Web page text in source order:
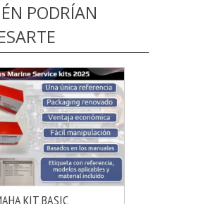
PODRÍAN
KIT BASIC